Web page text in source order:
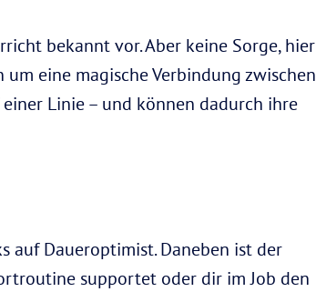
bekannt vor. Aber keine Sorge, hier
eine magische Verbindung zwischen
Linie – und können dadurch ihre
auf Daueroptimist. Daneben ist der
supportet oder dir im Job den